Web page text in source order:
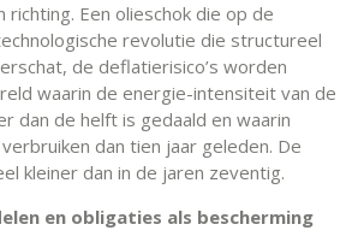
Een olieschok die op de
revolutie die structureel
de deflatierisico’s worden
waarin de energie-intensiteit van de
dan de helft is gedaald en waarin
dan tien jaar geleden. De
kleiner dan in de jaren zeventig.
en obligaties als bescherming